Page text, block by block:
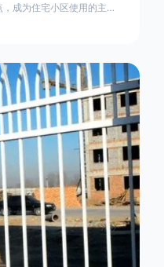
成为住宅小区使用的主流
界处，这就需要锌钢草坪
人员不小心碰触锌钢草坪护
为砖砌或混凝土浇筑奠定